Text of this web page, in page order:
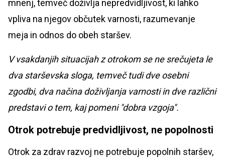
mnenj, temveč doživlja nepredvidljivost, ki lahko
vpliva na njegov občutek varnosti, razumevanje
meja in odnos do obeh staršev.
V vsakdanjih situacijah z otrokom se ne srečujeta le
dva starševska sloga, temveč tudi dve osebni
zgodbi, dva načina doživljanja varnosti in dve različni
predstavi o tem, kaj pomeni "dobra vzgoja".
Otrok potrebuje predvidljivost, ne popolnosti
Otrok za zdrav razvoj ne potrebuje popolnih staršev,